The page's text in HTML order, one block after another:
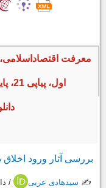
اول، پیاپی 21، پاییز و زمستان، 236 صفحه
بررسی آثار ورود
✍️ سیدهادی عربی
/